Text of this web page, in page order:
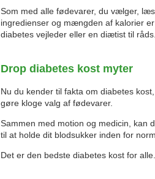
Som med alle fødevarer, du vælger,
ingredienser og mængden af ​​kalorier
diabetes vejleder eller en diætist til
Drop diabetes kost myter
Nu du kender til fakta om diabetes
gøre kloge valg af fødevarer.
Sammen med motion og medicin, kan
til at holde dit blodsukker inden for
Det er den bedste diabetes kost for alle.